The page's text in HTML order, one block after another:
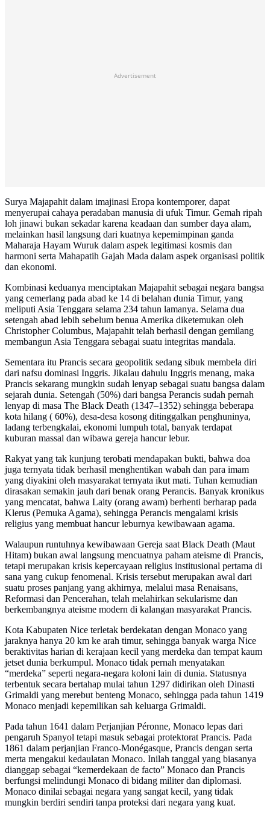
Advertisement
Surya Majapahit dalam imajinasi Eropa kontemporer, dapat
menyerupai cahaya peradaban manusia di ufuk Timur. Gemah ripah
loh jinawi bukan sekadar karena keadaan dan sumber daya alam,
melainkan hasil langsung dari kuatnya kepemimpinan ganda
Maharaja Hayam Wuruk dalam aspek legitimasi kosmis dan
harmoni serta Mahapatih Gajah Mada dalam aspek organisasi politik
dan ekonomi.
Kombinasi keduanya menciptakan Majapahit sebagai negara bangsa
yang cemerlang pada abad ke 14 di belahan dunia Timur, yang
meliputi Asia Tenggara selama 234 tahun lamanya. Selama dua
setengah abad lebih sebelum benua Amerika diketemukan oleh
Christopher Columbus, Majapahit telah berhasil dengan gemilang
membangun Asia Tenggara sebagai suatu integritas mandala.
Sementara itu Prancis secara geopolitik sedang sibuk membela diri
dari nafsu dominasi Inggris. Jikalau dahulu Inggris menang, maka
Prancis sekarang mungkin sudah lenyap sebagai suatu bangsa dalam
sejarah dunia. Setengah (50%) dari bangsa Perancis sudah pernah
lenyap di masa The Black Death (1347–1352) sehingga beberapa
kota hilang ( 60%), desa-desa kosong ditinggalkan penghuninya,
ladang terbengkalai, ekonomi lumpuh total, banyak terdapat
kuburan massal dan wibawa gereja hancur lebur.
Rakyat yang tak kunjung terobati mendapakan bukti, bahwa doa
juga ternyata tidak berhasil menghentikan wabah dan para imam
yang diyakini oleh masyarakat ternyata ikut mati. Tuhan kemudian
dirasakan semakin jauh dari benak orang Perancis. Banyak kronikus
yang mencatat, bahwa Laity (orang awam) berhenti berharap pada
Klerus (Pemuka Agama), sehingga Perancis mengalami krisis
religius yang membuat hancur leburnya kewibawaan agama.
Walaupun runtuhnya kewibawaan Gereja saat Black Death (Maut
Hitam) bukan awal langsung mencuatnya paham ateisme di Prancis,
tetapi merupakan krisis kepercayaan religius institusional pertama di
sana yang cukup fenomenal. Krisis tersebut merupakan awal dari
suatu proses panjang yang akhirnya, melalui masa Renaisans,
Reformasi dan Pencerahan, telah melahirkan sekularisme dan
berkembangnya ateisme modern di kalangan masyarakat Prancis.
Kota Kabupaten Nice terletak berdekatan dengan Monaco yang
jaraknya hanya 20 km ke arah timur, sehingga banyak warga Nice
beraktivitas harian di kerajaan kecil yang merdeka dan tempat kaum
jetset dunia berkumpul. Monaco tidak pernah menyatakan
“merdeka” seperti negara-negara koloni lain di dunia. Statusnya
terbentuk secara bertahap mulai tahun 1297 didirikan oleh Dinasti
Grimaldi yang merebut benteng Monaco, sehingga pada tahun 1419
Monaco menjadi kepemilikan sah keluarga Grimaldi.
Pada tahun 1641 dalam Perjanjian Péronne, Monaco lepas dari
pengaruh Spanyol tetapi masuk sebagai protektorat Prancis. Pada
1861 dalam perjanjian Franco-Monégasque, Prancis dengan serta
merta mengakui kedaulatan Monaco. Inilah tanggal yang biasanya
dianggap sebagai “kemerdekaan de facto” Monaco dan Prancis
berfungsi melindungi Monaco di bidang militer dan diplomasi.
Monaco dinilai sebagai negara yang sangat kecil, yang tidak
mungkin berdiri sendiri tanpa proteksi dari negara yang kuat.